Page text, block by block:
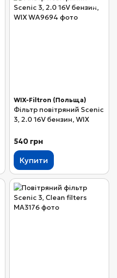
WIX-Filtron (Польща)
Фільтр повітряний Scenic
3, 2.0 16V бензин, WIX
540 грн
Купити